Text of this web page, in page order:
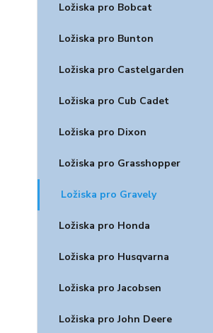
Ložiska pro Bobcat
Ložiska pro Bunton
Ložiska pro Castelgarden
Ložiska pro Cub Cadet
Ložiska pro Dixon
Ložiska pro Grasshopper
Ložiska pro Gravely
Ložiska pro Honda
Ložiska pro Husqvarna
Ložiska pro Jacobsen
Ložiska pro John Deere